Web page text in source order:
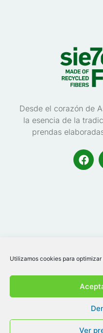
Utilizamos cookies para
Ver
Desde el corazón de
la esencia de la
prendas